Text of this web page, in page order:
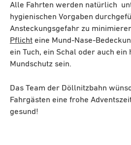
Alle Fahrten werden natürlich
hygienischen Vorgaben
Ansteckungsgefahr zu
Pflicht eine Mund-Nase-
ein Tuch, ein Schal oder auch
Mundschutz sein.
Das Team der Döllnitzbahn
Fahrgästen eine frohe
gesund!